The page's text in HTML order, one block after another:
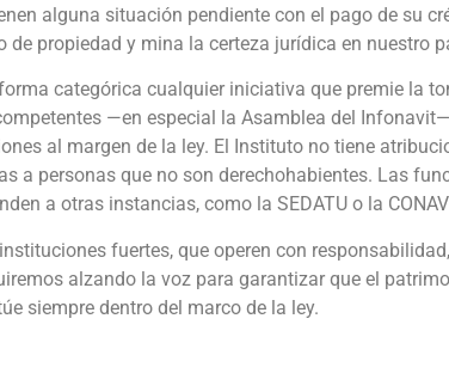
alguna situación pendiente con el pago de su
de propiedad y mina la certeza jurídica en nuestro
categórica cualquier iniciativa que premie la
—en especial la Asamblea del
al margen de la ley. El Instituto no tiene
a personas que no son derechohabientes. Las
a otras instancias, como la SEDATU o la
fuertes, que operen con
alzando la voz para garantizar que el
siempre dentro del marco de la ley.